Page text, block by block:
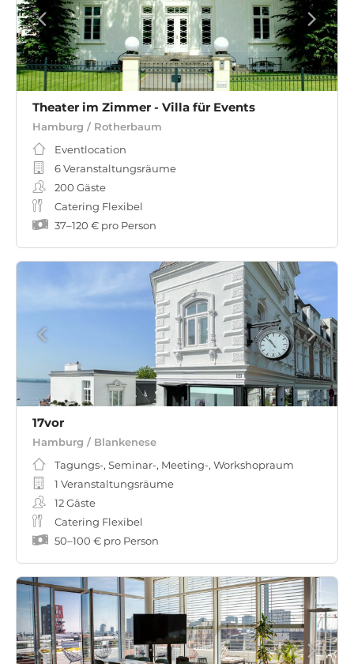
Theater im Zimmer - Villa für Events
Hamburg / Rotherbaum
Eventlocation
6 Veranstaltungsräume
200 Gäste
Catering Flexibel
37–120 € pro Person
17vor
Hamburg / Blankenese
Tagungs-, Seminar-, Meeting-, Workshopraum
1 Veranstaltungsräume
12Gäste
Catering Flexibel
50–100 € pro Person